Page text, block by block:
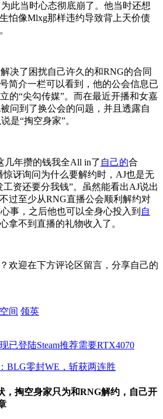
此当时心态彻底崩了。他当时还想
怕像Mlxg那样违约导致背上天价债
决了困扰自己许久的和RNG的合同
简介一栏可以看到，他的公会信息已
的“尖勾传媒”。而在最近开播和女嘉
问到了换公会的问题，并且透露自
是“掏空身家”。
几年攒的钱我全All in了 自己的合
惊讶询问为什么要解约时，AJ也是无
资还要分我钱”。虽然能看出AJ说出
过至少从RNG直播公会顺利解约对
事，之后他也可以全身心投入到 自
拿不到直播的礼物收入了。
欢迎在下方评论区留言，分享自己的
间 领英
已登陆Steam推荐需要RTX4070
BLG零封WE，斩获两连胜
，掏空身家只为和RNG解约，自己开